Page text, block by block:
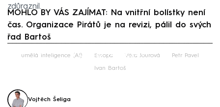
zdůraznil.
MOHLO BY VÁS ZAJÍMAT: Na vnitřní bolístky není
čas. Organizace Pirátů je na revizi, pálil do svých
řad Bartoš
Failed to fetch
umělá inteligence (AI) Evropa Věra Jourová Petr Pavel
Ivan Bartoš
Vojtěch Šeliga